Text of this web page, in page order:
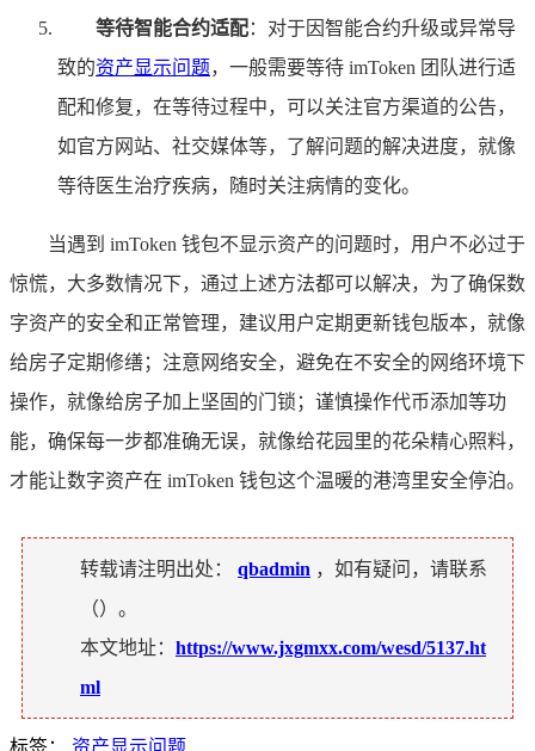
等待智能合约适配：对于因智能合约升级或异常导
致的资产显示问题，一般需要等待 imToken 团队进行适
配和修复，在等待过程中，可以关注官方渠道的公告，
如官方网站、社交媒体等，了解问题的解决进度，就像
等待医生治疗疾病，随时关注病情的变化。
当遇到 imToken 钱包不显示资产的问题时，用户不必过于
惊慌，大多数情况下，通过上述方法都可以解决，为了确保数
字资产的安全和正常管理，建议用户定期更新钱包版本，就像
给房子定期修缮；注意网络安全，避免在不安全的网络环境下
操作，就像给房子加上坚固的门锁；谨慎操作代币添加等功
能，确保每一步都准确无误，就像给花园里的花朵精心照料，
才能让数字资产在 imToken 钱包这个温暖的港湾里安全停泊。
转载请注明出处： qbadmin ，如有疑问，请联系
（）。
本文地址： https://www.jxgmxx.com/wesd/5137.ht
ml
标签： 资产显示问题